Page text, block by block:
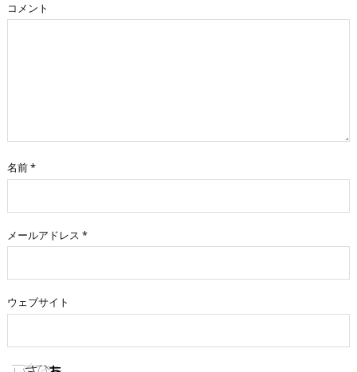
コメント
名前*
メールアドレス *
ウェブサイト